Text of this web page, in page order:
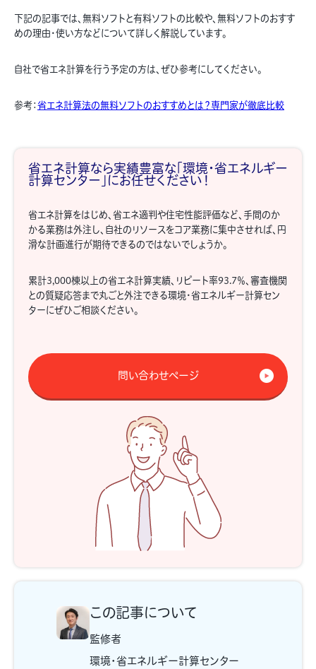
下記の記事では、無料ソフトと有料ソフトの比較や、無料ソフトのおすす
めの理由・使い方などについて詳しく解説しています。
自社で省エネ計算を行う予定の方は、ぜひ参考にしてください。
参考：省エネ計算法の無料ソフトのおすすめとは？専門家が徹底比較
省エネ計算なら実績豊富な「環境・省エネルギー
計算センター」にお任せください！
省エネ計算をはじめ、省エネ適判や住宅性能評価など、手間のか
かる業務は外注し、自社のリソースをコア業務に集中させれば、円
滑な計画進行が期待できるのではないでしょうか。
累計3,000棟以上の省エネ計算実績、リピート率93.7％、審査機関
との質疑応答まで丸ごと外注できる環境・省エネルギー計算セン
ターにぜひご相談ください。
問い合わせページ
この記事について
監修者
環境・省エネルギー計算センター